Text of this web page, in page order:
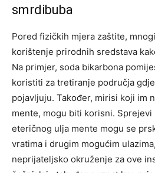
smrdibuba
Pored fizičkih mjera zaštite,
korištenje prirodnih sredstava
Na primjer, soda bikarbona
koristiti za tretiranje područja
pojavljuju. Također, mirisi koji im
mente, mogu biti korisni. Sprejevi
eteričnog ulja mente mogu se
vratima i drugim mogućim
neprijateljsko okruženje za ove